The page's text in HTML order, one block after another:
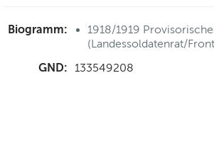
Biogramm:
1918/1919
(Landessoldatenrat/
GND: 133549208